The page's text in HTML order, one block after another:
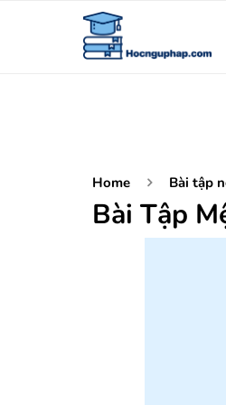
Home Bài tập
Bài Tập